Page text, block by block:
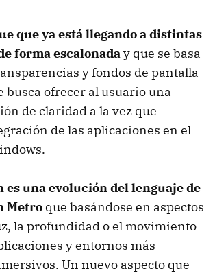
que ya está llegando a distintas
forma escalonaday que se basa
y fondos de pantalla
busca ofrecer al usuario una
de claridad a la vez que
de las aplicaciones en el
es una evolución del lenguaje de
Metro que basándose en aspectos
la profundidad o el movimiento
y entornos más
Un nuevo aspecto que